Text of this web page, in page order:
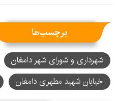
برچسب‌ها
شهرداری و شورای شهر دامغان
خیابان شهید مطهری دامغان